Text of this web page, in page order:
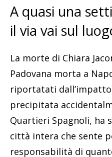
A quasi una
il via vai sul
La morte di Chiara
Padovana morta a
riportatati
precipitata
Quartieri Spagnoli, ha
città intera che sente
responsabilità di